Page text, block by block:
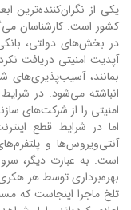
یکی از نگران‌کننده‌ترین
کشور است. کارشناسان
در بخش‌های دولتی،
آپدیت امنیتی دریافت
انباشته می‌شود. در
امنیتی را از شرکت‌های
اما در شرایط قطع
آنتی‌ویروس‌ها و
بهره‌برداری توسط هر
تلخ ماجرا اینجاست که